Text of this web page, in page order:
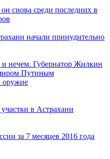
снова среди последних в
начали принудительно
и нечем. Губернатор Жилкин
Путиным
оружие
в Астрахани
за 7 месяцев 2016 года